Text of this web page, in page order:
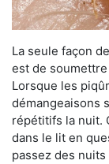
La seule façon
est de
Lorsque les
démangeaisons
répétitifs la nuit.
dans le lit en
passez des